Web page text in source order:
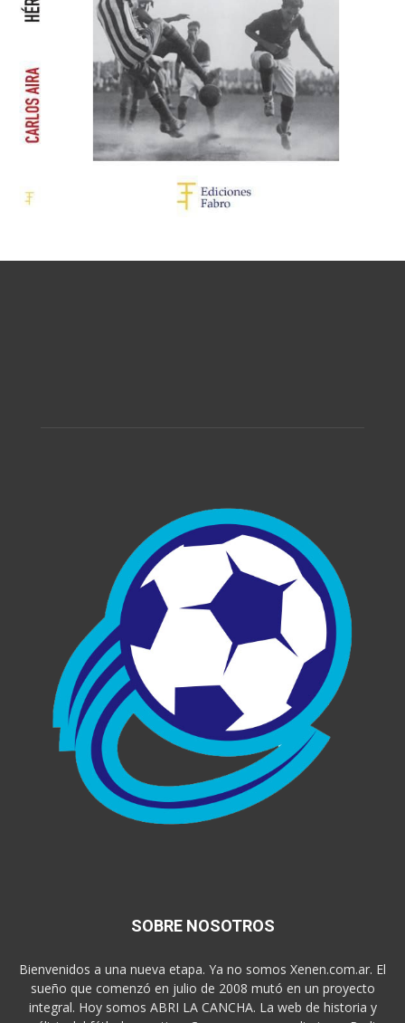
SOBRE NOSOTROS
Bienvenidos a una nueva etapa. Ya no somos Xenen.com.ar. El
sueño que comenzó en julio de 2008 mutó en un proyecto
integral. Hoy somos ABRI LA CANCHA. La web de historia y